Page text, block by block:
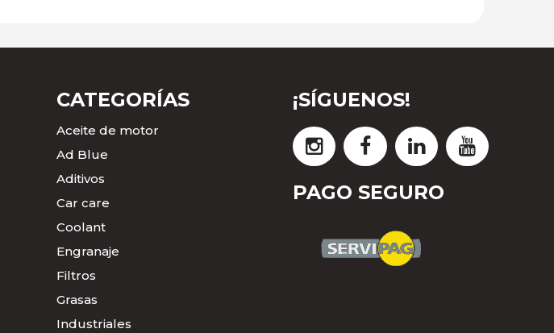
CATEGORÍAS
Aceite de motor
Ad Blue
Aditivos
Car care
Coolant
Engranaje
Filtros
Grasas
Industriales
¡SÍGUENOS!
PAGO SEGURO